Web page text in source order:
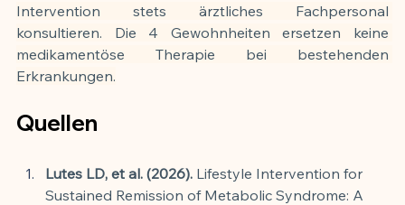
Intervention stets ärztliches Fachpersonal
konsultieren. Die 4 Gewohnheiten ersetzen keine
medikamentöse Therapie bei bestehenden
Erkrankungen.
Quellen
Lutes LD, et al. (2026). Lifestyle Intervention for
Sustained Remission of Metabolic Syndrome: A